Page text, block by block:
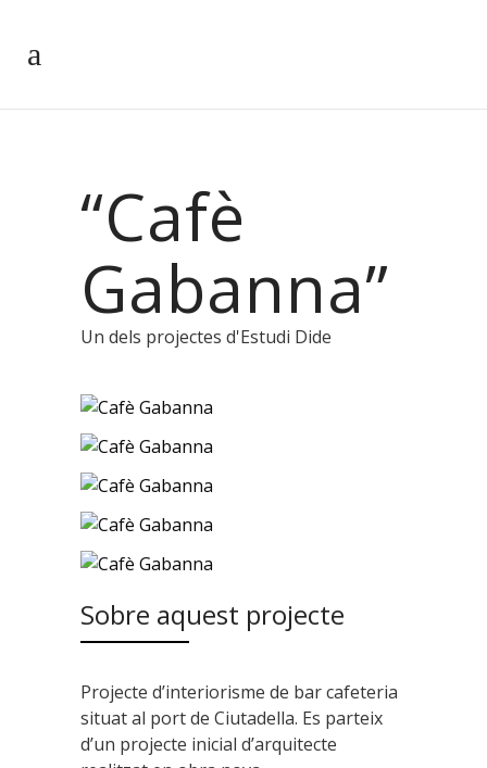
“Cafè
Gabanna”
Un dels projectes d'Estudi Dide
Sobre aquest projecte
Projecte d’interiorisme de bar cafeteria
situat al port de Ciutadella. Es parteix
d’un projecte inicial d’arquitecte